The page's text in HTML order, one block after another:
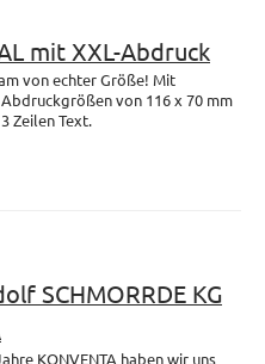
mit XXL-Abdruck
von echter Größe! Mit
von 116 x 70 mm
Zeilen Text.
SCHMORRDE KG
KONVENTA haben wir uns